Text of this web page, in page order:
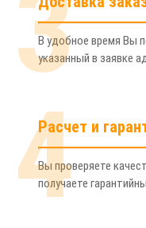
3
В удобное время Вы
указанный в заявке
4
Расчет и
Вы проверяете
получаете